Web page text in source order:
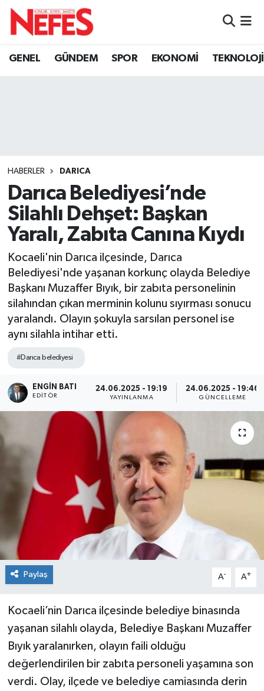
GENEL GÜNDEM SPOR EKONOMİ TEKNOLOJİ
HABERLER DARICA
Darıca Belediyesi’nde
Silahlı Dehşet: Başkan
Yaralı, Zabıta Canına Kıydı
Kocaeli'nin Darıca ilçesinde, Darıca
Belediyesi'nde yaşanan korkunç olayda Belediye
Başkanı Muzaffer Bıyık, bir zabıta personelinin
silahından çıkan merminin kolunu sıyırması sonucu
yaralandı. Olayın şokuyla sarsılan personel ise
aynı silahla intihar etti.
#Darıca belediyesi
ENGIN BATI
EDITÖR
24.06.2025 - 19:19
YAYINLANMA
24.06.2025 - 19:46
GÜNCELLEME
Paylaş A- A+
Kocaeli’nin Darıca ilçesinde belediye binasında
yaşanan silahlı olayda, Belediye Başkanı Muzaffer
Bıyık yaralanırken, olayın faili olduğu
değerlendirilen bir zabıta personeli yaşamına son
verdi. Olay, ilçede ve belediye camiasında derin
Hava Durumu
Tüm Manşetler
Son Dakika Haberleri
Haber Arşivi